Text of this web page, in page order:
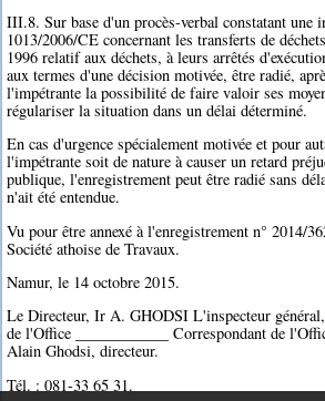
III.8. Sur base d'un procès-verbal constatant une
1013/2006/CE concernant les transferts de
1996 relatif aux déchets, à leurs arrêtés
aux termes d'une décision motivée, être radié,
l'impétrante la possibilité de faire valoir ses
régulariser la situation dans un délai déterminé.
En cas d'urgence spécialement motivée et pour
l'impétrante soit de nature à causer un retard
publique, l'enregistrement peut être radié sans
n'ait été entendue.
Vu pour être annexé à l'enregistrement n° 2014/
Société athoise de Travaux.
Namur, le 14 octobre 2015.
Le Directeur, Ir A. GHODSI L'inspecteur
de l'Office ____________ Correspondant de
Alain Ghodsi, directeur.
Tél. : 081-33 65 31.